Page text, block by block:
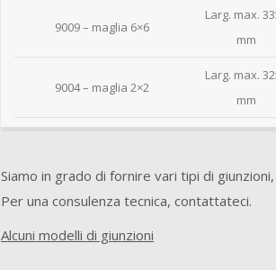
9009 – maglia 6×6
Larg. max.
mm
9004 – maglia 2×2
Larg. max.
mm
Siamo in grado di fornire vari tipi di
Per una consulenza tecnica, contattateci.
Alcuni modelli di giunzioni